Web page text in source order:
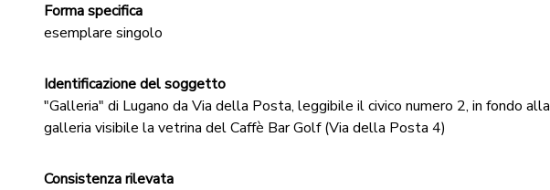
Forma specifica
esemplare singolo
Identificazione del soggetto
"Galleria" di Lugano da Via della Posta, leggibile il civico numero 2, in fondo alla
galleria visibile la vetrina del Caffè Bar Golf (Via della Posta 4)
Consistenza rilevata